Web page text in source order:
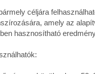
céljára
amely az
hasznosítható